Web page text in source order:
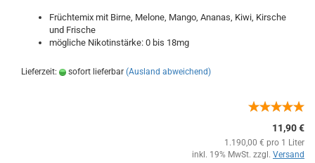
Früchtemix mit Birne, Melone, Mango, Ananas, Kiwi, Kirsche
und Frische
mögliche Nikotinstärke: 0 bis 18mg
Lieferzeit: sofort lieferbar (Ausland abweichend)
11,90 €
1.190,00 € pro 1 Liter
inkl. 19% MwSt. zzgl. Versand